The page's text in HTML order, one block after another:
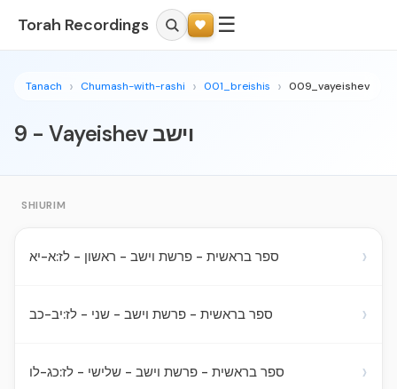
Torah Recordings ☰
Tanach Chumash-with-rashi 001_breishis 009_vayeishev
9 - Vayeishev וישב
SHIURIM
ספר בראשית - פרשת וישב - ראשון - לז:א-יא ›
ספר בראשית - פרשת וישב - שני - לז:יב-כב ›
ספר בראשית - פרשת וישב - שלישי - לז:כג-לו ›